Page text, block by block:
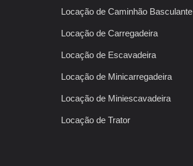
Locação de Caminhão Basculante
Locação de Carregadeira
Locação de Escavadeira
Locação de Minicarregadeira
Locação de Miniescavadeira
Locação de Trator